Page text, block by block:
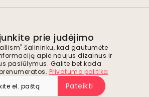
prie judėjimo
šalininku, kad gautumėte
apie naujus dizainus ir
pasiūlymus. Galite bet kada
Privatumo politika
Pateikti